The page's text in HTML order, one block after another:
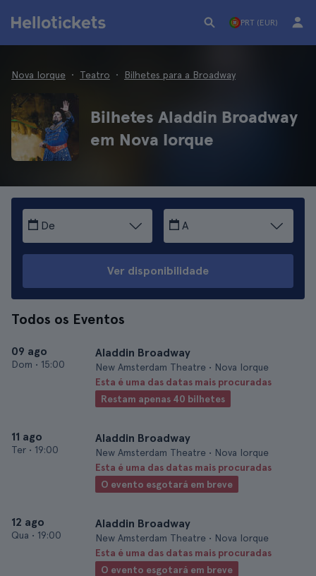
PRT (EUR)
Nova Iorque Teatro Bilhetes para a Broadway
Bilhetes Aladdin Broadway
em Nova Iorque
De A
Ver disponibilidade
Todos os Eventos
09 ago
Dom • 15:00
Aladdin Broadway
New Amsterdam Theatre • Nova Iorque
Esta é uma das datas mais procuradas
Restam apenas 40 bilhetes
11 ago
Ter • 19:00
Aladdin Broadway
New Amsterdam Theatre • Nova Iorque
Esta é uma das datas mais procuradas
O evento esgotará em breve
12 ago
Qua • 19:00
Aladdin Broadway
New Amsterdam Theatre • Nova Iorque
Esta é uma das datas mais procuradas
O evento esgotará em breve